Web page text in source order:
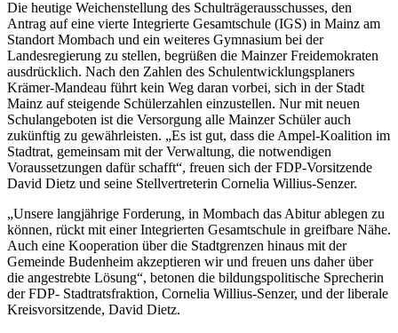
Die heutige Weichenstellung des Schulträgerausschusses, den
Antrag auf eine vierte Integrierte Gesamtschule (IGS) in Mainz am
Standort Mombach und ein weiteres Gymnasium bei der
Landesregierung zu stellen, begrüßen die Mainzer Freidemokraten
ausdrücklich. Nach den Zahlen des Schulentwicklungsplaners
Krämer-Mandeau führt kein Weg daran vorbei, sich in der Stadt
Mainz auf steigende Schülerzahlen einzustellen. Nur mit neuen
Schulangeboten ist die Versorgung alle Mainzer Schüler auch
zukünftig zu gewährleisten. „Es ist gut, dass die Ampel-Koalition im
Stadtrat, gemeinsam mit der Verwaltung, die notwendigen
Voraussetzungen dafür schafft“, freuen sich der FDP-Vorsitzende
David Dietz und seine Stellvertreterin Cornelia Willius-Senzer.
„Unsere langjährige Forderung, in Mombach das Abitur ablegen zu
können, rückt mit einer Integrierten Gesamtschule in greifbare Nähe.
Auch eine Kooperation über die Stadtgrenzen hinaus mit der
Gemeinde Budenheim akzeptieren wir und freuen uns daher über
die angestrebte Lösung“, betonen die bildungspolitische Sprecherin
der FDP- Stadtratsfraktion, Cornelia Willius-Senzer, und der liberale
Kreisvorsitzende, David Dietz.